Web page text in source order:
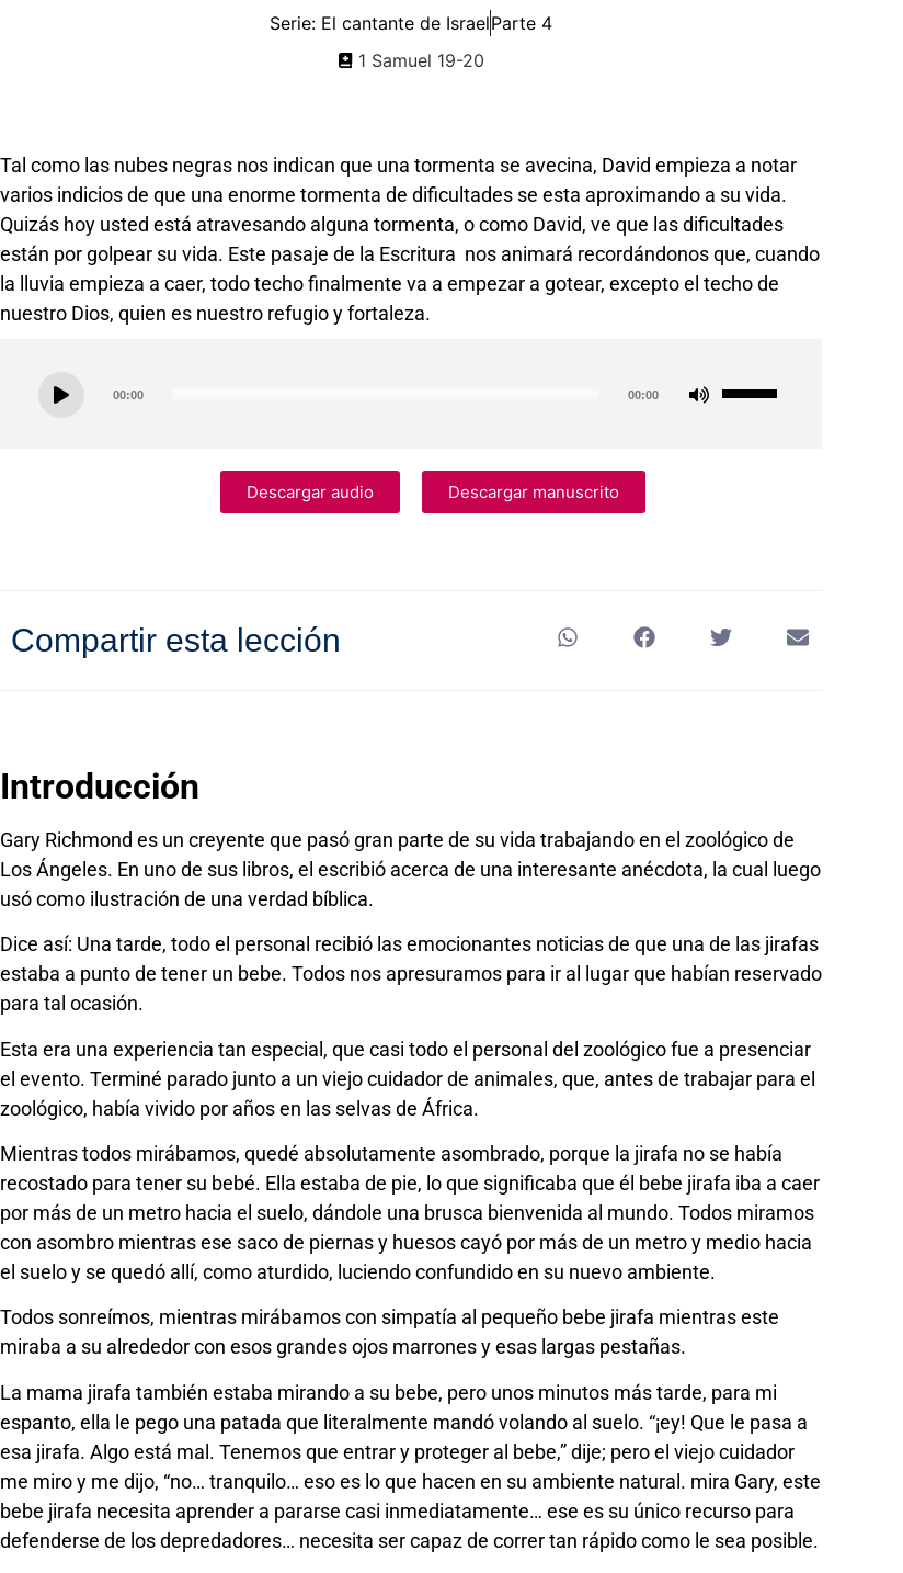
Serie: El cantante de IsraelParte 4
1 Samuel 19-20
Tal como las nubes negras nos indican que una tormenta se avecina, David empieza a notar
varios indicios de que una enorme tormenta de dificultades se esta aproximando a su vida.
Quizás hoy usted está atravesando alguna tormenta, o como David, ve que las dificultades
están por golpear su vida. Este pasaje de la Escritura nos animará recordándonos que, cuando
la lluvia empieza a caer, todo techo finalmente va a empezar a gotear, excepto el techo de
nuestro Dios, quien es nuestro refugio y fortaleza.
00:00 00:00
Descargar audio Descargar manuscrito
Compartir esta lección
Introducción
Gary Richmond es un creyente que pasó gran parte de su vida trabajando en el zoológico de
Los Ángeles. En uno de sus libros, el escribió acerca de una interesante anécdota, la cual luego
usó como ilustración de una verdad bíblica.
Dice así: Una tarde, todo el personal recibió las emocionantes noticias de que una de las jirafas
estaba a punto de tener un bebe. Todos nos apresuramos para ir al lugar que habían reservado
para tal ocasión.
Esta era una experiencia tan especial, que casi todo el personal del zoológico fue a presenciar
el evento. Terminé parado junto a un viejo cuidador de animales, que, antes de trabajar para el
zoológico, había vivido por años en las selvas de África.
Mientras todos mirábamos, quedé absolutamente asombrado, porque la jirafa no se había
recostado para tener su bebé. Ella estaba de pie, lo que significaba que él bebe jirafa iba a caer
por más de un metro hacia el suelo, dándole una brusca bienvenida al mundo. Todos miramos
con asombro mientras ese saco de piernas y huesos cayó por más de un metro y medio hacia
el suelo y se quedó allí, como aturdido, luciendo confundido en su nuevo ambiente.
Todos sonreímos, mientras mirábamos con simpatía al pequeño bebe jirafa mientras este
miraba a su alrededor con esos grandes ojos marrones y esas largas pestañas.
La mama jirafa también estaba mirando a su bebe, pero unos minutos más tarde, para mi
espanto, ella le pego una patada que literalmente mandó volando al suelo. “¡ey! Que le pasa a
esa jirafa. Algo está mal. Tenemos que entrar y proteger al bebe,” dije; pero el viejo cuidador
me miro y me dijo, “no… tranquilo… eso es lo que hacen en su ambiente natural. mira Gary, este
bebe jirafa necesita aprender a pararse casi inmediatamente… ese es su único recurso para
defenderse de los depredadores… necesita ser capaz de correr tan rápido como le sea posible.